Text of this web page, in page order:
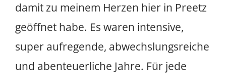
damit zu meinem Herzen hier in Preetz
geöffnet habe. Es waren intensive,
super aufregende, abwechslungsreiche
und abenteuerliche Jahre. Für jede